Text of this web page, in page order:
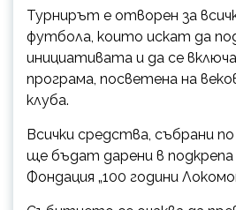
Турнирът е отворен за
футбола, които искат да
инициативата и да се
програма, посветена на
клуба.
Всички средства, събрани
ще бъдат дapeнu в
Фoндацuя „100 години